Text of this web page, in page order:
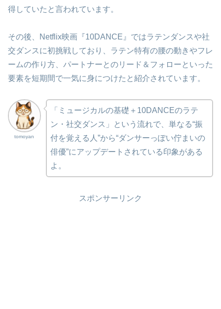
得していたと言われています。
その後、Netflix映画『10DANCE』ではラテンダンスや社
交ダンスに初挑戦しており、ラテン特有の腰の動きやフレ
ームの作り方、パートナーとのリード＆フォローといった
要素を短期間で一気に身につけたと紹介されています。
tomoyan
「ミュージカルの基礎＋10DANCEのラテ
ン・社交ダンス」という流れで、単なる“振
付を覚える人”から“ダンサーっぽい佇まいの
俳優”にアップデートされている印象がある
よ。
スポンサーリンク